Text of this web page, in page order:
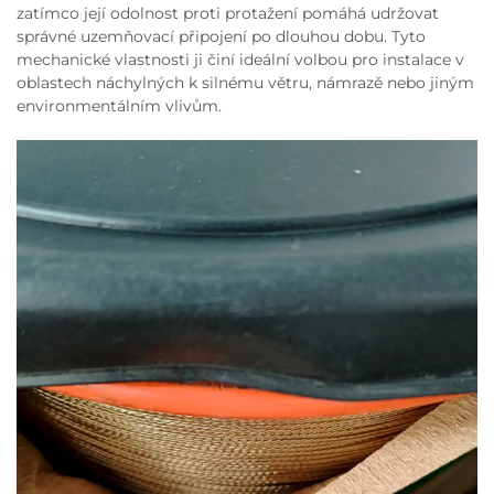
zatímco její odolnost proti protažení pomáhá udržovat
správné uzemňovací připojení po dlouhou dobu. Tyto
mechanické vlastnosti ji činí ideální volbou pro instalace v
oblastech náchylných k silnému větru, námrazě nebo jiným
environmentálním vlivům.